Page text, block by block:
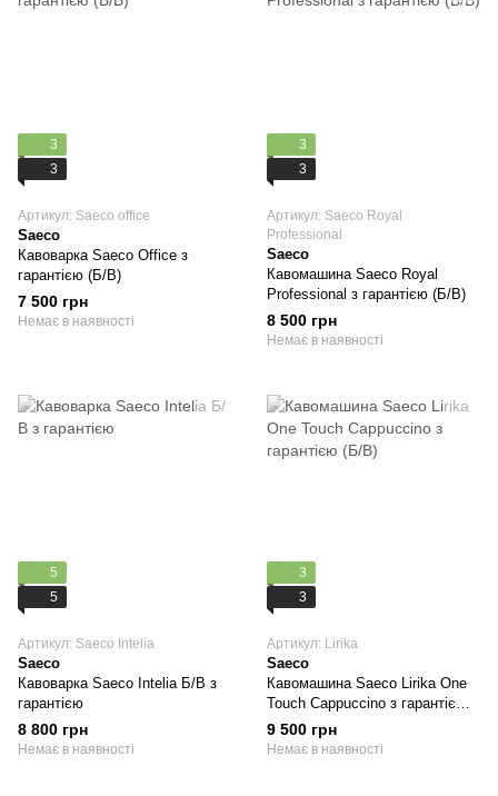
3
3
Артикул: Saeco office
Saeco
Кавоварка Saeco Office з
гарантією (Б/В)
7 500 грн
Немає в наявності
3
3
Артикул: Saeco Royal
Professional
Saeco
Кавомашина Saeco Royal
Professional з гарантією (Б/В)
8 500 грн
Немає в наявності
5
5
Артикул: Saeco Intelia
Saeco
Кавоварка Saeco Intelia Б/В з
гарантією
8 800 грн
Немає в наявності
3
3
Артикул: Lirika
Saeco
Кавомашина Saeco Lirika One
Touch Cappuccino з гарантією
(Б/В)
9 500 грн
Немає в наявності